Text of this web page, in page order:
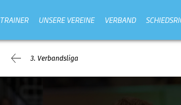
TRAINER UNSERE VEREINE VERBAND
3. Verbandsliga